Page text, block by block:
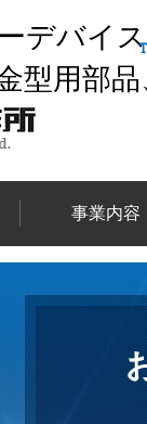
デバイ
型用部
事業内容